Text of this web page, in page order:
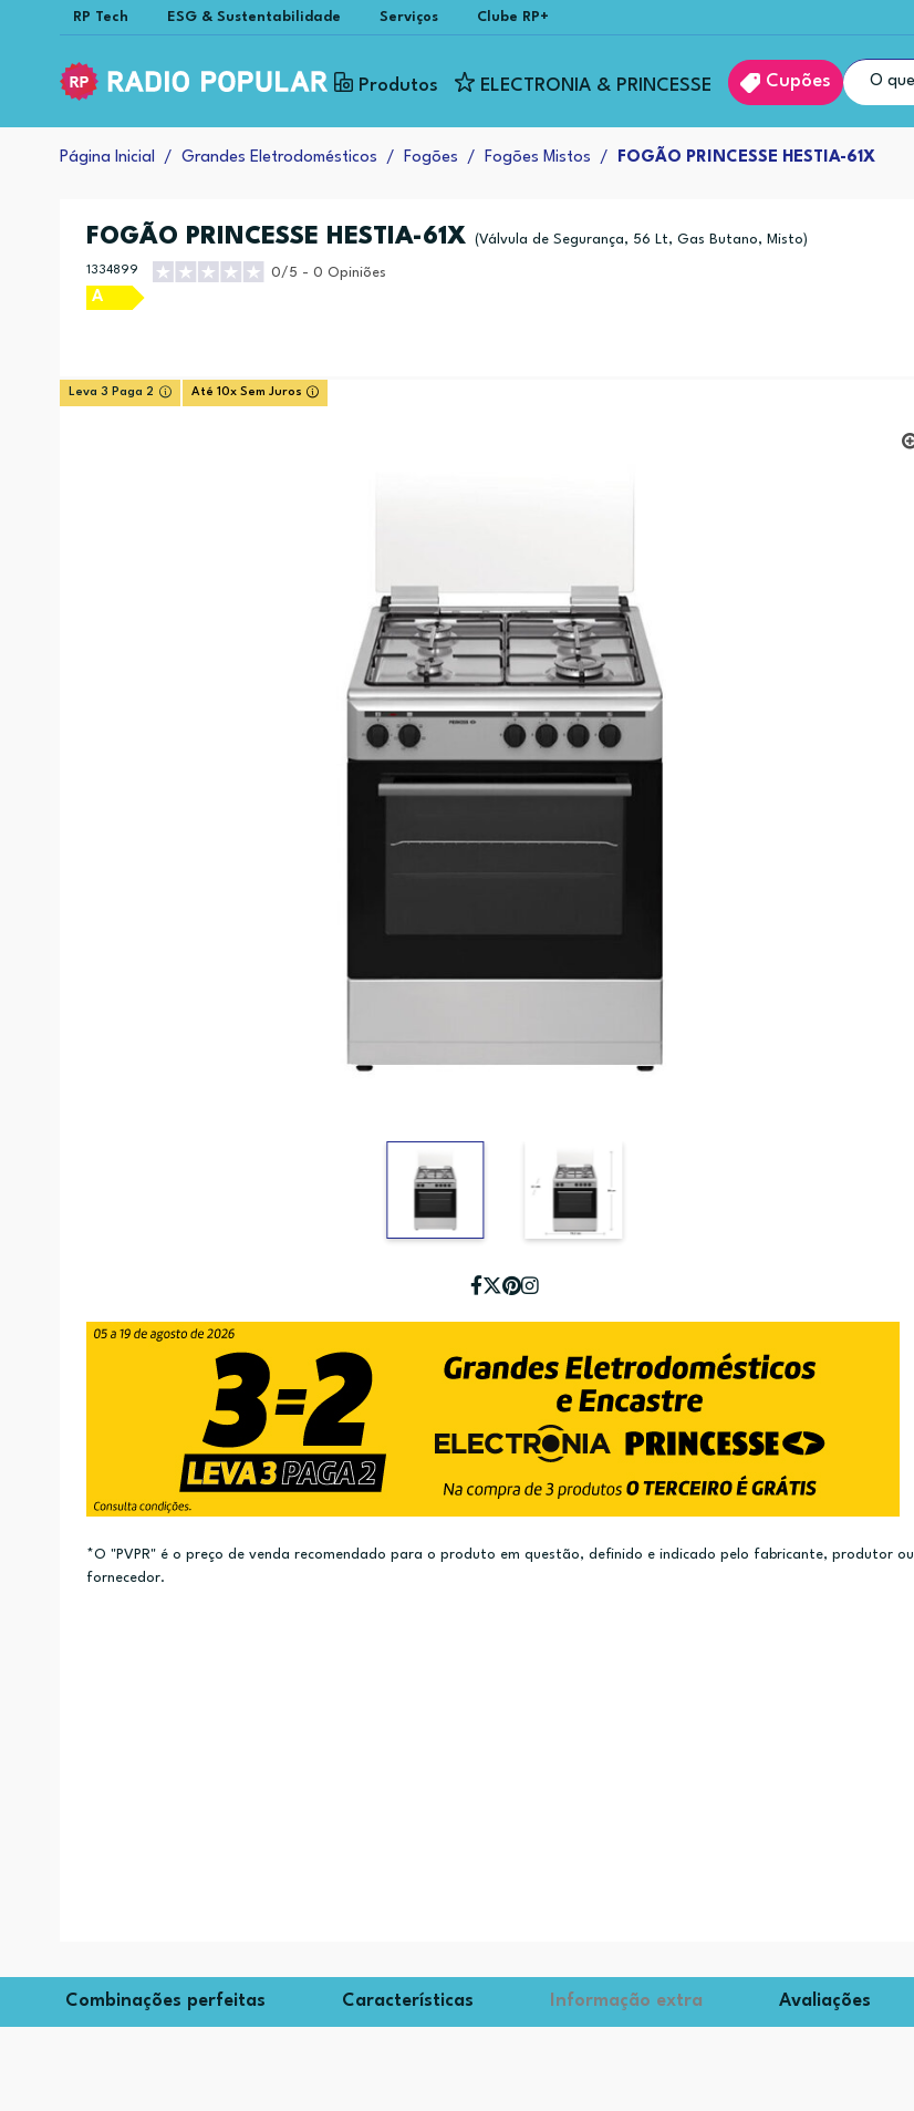
RP Tech ESG & Sustentabilidade Serviços Clube RP+
Produtos ELECTRONIA & PRINCESSE Cupões
Página Inicial Grandes Eletrodomésticos Fogões Fogões Mistos FOGÃO PRINCESSE HESTIA-61X
FOGÃO PRINCESSE HESTIA-61X (Válvula de Segurança, 56 Lt, Gas Butano, Misto)
1334899 0/5 - 0 Opiniões
A
Leva 3 Paga 2 Até 10x Sem Juros
*O "PVPR" é o preço de venda recomendado para o produto em questão, definido e indicado pelo fabricante, produtor ou
fornecedor.
Combinações perfeitas Características Informação extra Avaliações